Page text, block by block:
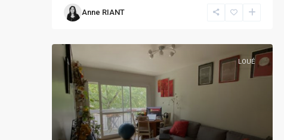
Anne RIANT
LOUÉ